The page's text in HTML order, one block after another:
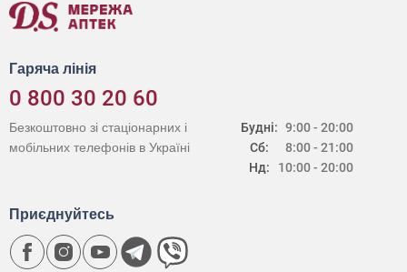
Гаряча лінія
0 800 30 20 60
Будні:
Сб:
Нд:
9:00 - 20:00
8:00 - 21:00
10:00 - 20:00
Безкоштовно зі стаціонарних і
мобільних телефонів в Україні
Приєднуйтесь